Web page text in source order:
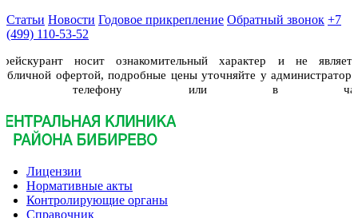
Статьи Новости Годовое прикрепление Обратный звонок +7
(499) 110-53-52
носит ознакомительный характер и не
офертой, подробные цены уточняйте у
телефону или в
Лицензии
Нормативные акты
Контролирующие органы
Справочник